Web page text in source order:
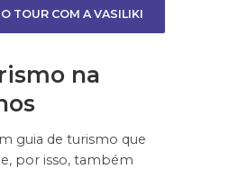
TOUR COM A VASILIKI
na
guia de turismo que
por isso, também